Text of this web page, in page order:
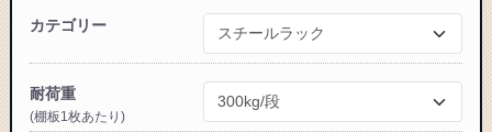
カテゴリー
耐荷重
(棚板1枚あたり)